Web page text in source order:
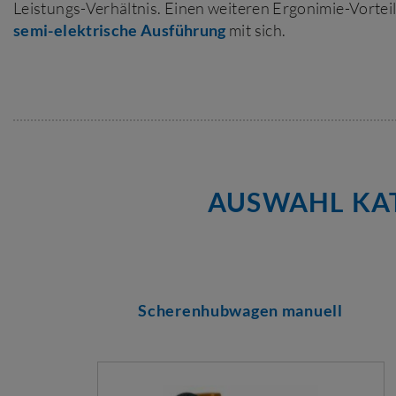
Leistungs-Verhältnis. Einen weiteren Ergonimie-
semi-elektrische Ausführung mit sich.
AUSWAHL
Scherenhubwagen manuell